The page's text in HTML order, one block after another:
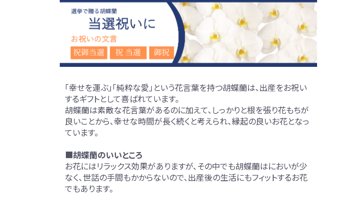
移転祝い 叙勲・受賞祝い
定番の胡蝶蘭
スタンダード胡蝶蘭 提携農園特別仕立て
花束・アレンジ
「幸せを運ぶ」「純粋な愛」という花言葉を持つ胡蝶蘭は、出産をお祝い
するギフトとして喜ばれています。
胡蝶蘭は素敵な花言葉があるのに加えて、しっかりと根を張り花もちが
良いことから、幸せな時間が長く続くと考えられ、縁起の良いお花となっ
ています。
胡蝶蘭のいいところ
お花にはリラックス効果がありますが、その中でも胡蝶蘭はにおいが少
なく、世話の手間もかからないので、出産後の生活にもフィットするお花
でもあります。